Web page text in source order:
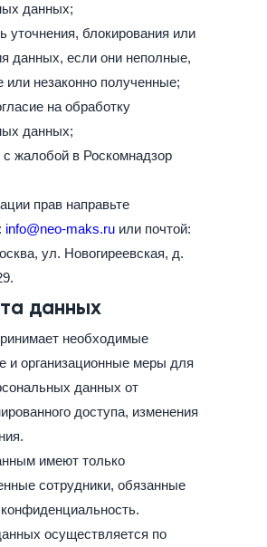
данных;
уточнения, блокирования или
данных, если они неполные,
или незаконно полученные;
на обработку
данных;
с жалобой в Роскомнадзор
прав направьте
info@neo-maks.ru или почтой:
ул. Новогиреевская, д.
данных
необходимые
и организационные меры для
данных от
доступа, изменения
имеют только
сотрудники, обязанные
осуществляется по